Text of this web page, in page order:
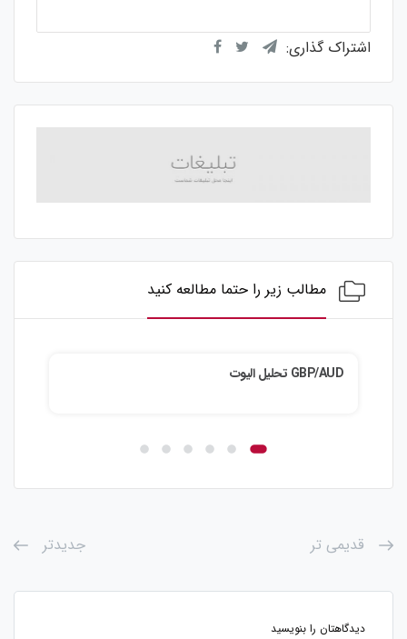
اشتراک گذاری:
مطالب زیر را حتما مطالعه کنید
GBP/AUD تحلیل الیوت
قدیمی تر جدیدتر
دیدگاهتان را بنویسید